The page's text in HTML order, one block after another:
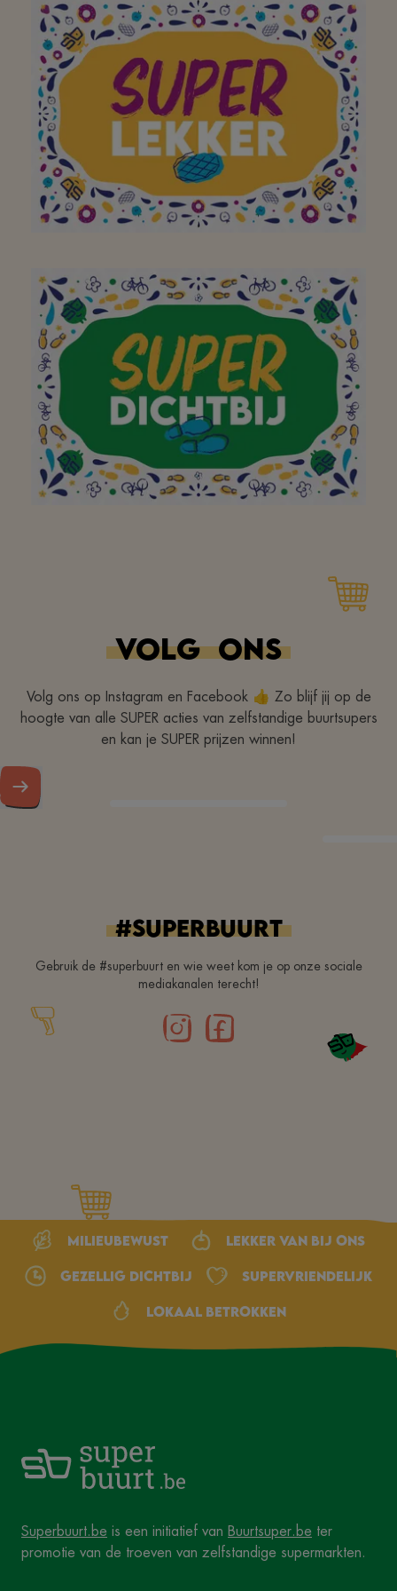
Aan het hele team om
van jullie buurtsuper zo
een geweldige plek te
maken. Bedankt! Doe zo
verder!
Superleuke
winkel,vriendelijk, vers,
enz, enz, enz
belangrijk, en ook
VOLG ONS
Volg ons op Instagram en Facebook 👍 Zo blijf jij op de
hoogte van alle SUPER acties van zelfstandige buurtsupers
en kan je SUPER prijzen winnen!
#superbuurt
Gebruik de #superbuurt en wie weet kom je op onze sociale
mediakanalen terecht!
Milieubewust Lekker van bij ons
Gezellig dichtbij Supervriendelijk
Lokaal betrokken
Superbuurt.be is een initiatief van Buurtsuper.be ter
promotie van de troeven van zelfstandige supermarkten.